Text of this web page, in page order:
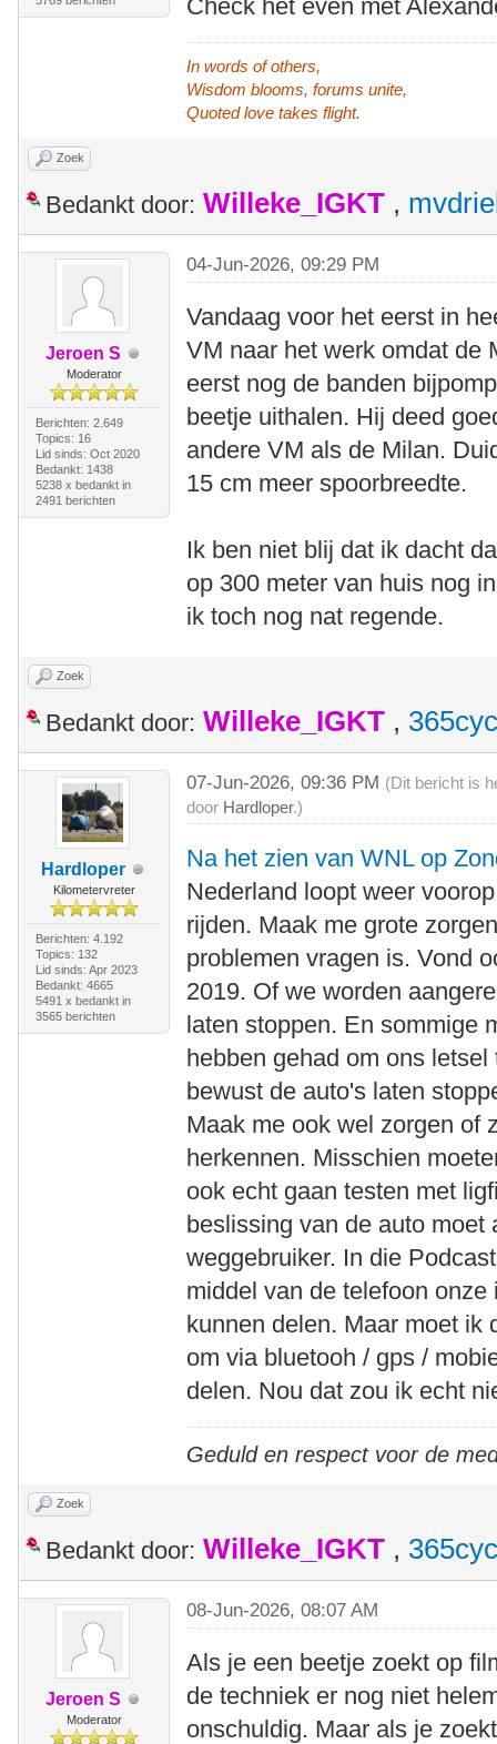
Check het even met
In words of others,
Wisdom blooms, forums unite,
Quoted love takes flight.
Zoek
Bedankt door: Willeke_IGKT ,
Jeroen S
Moderator
Berichten: 2.649
Topics: 16
Lid sinds: Oct 2020
Bedankt: 1438
5238 x bedankt in
2491 berichten
04-Jun-2026, 09:29 PM
Vandaag voor het eerst in
VM naar het werk omdat de
eerst nog de banden
beetje uithalen. Hij deed
andere VM als de Milan.
15 cm meer spoorbreedte.
Ik ben niet blij dat ik dacht
op 300 meter van huis nog
ik toch nog nat regende.
Zoek
Bedankt door: Willeke_IGKT ,
Hardloper
Kilometervreter
Berichten: 4.192
Topics: 132
Lid sinds: Apr 2023
Bedankt: 4665
5491 x bedankt in
3565 berichten
07-Jun-2026, 09:36 PM (Dit bericht is
door Hardloper.)
Na het zien van WNL op
Nederland loopt weer
rijden. Maak me grote
problemen vragen is. Vond
2019. Of we worden
laten stoppen. En sommige
hebben gehad om ons
bewust de auto's laten
Maak me ook wel zorgen of
herkennen. Misschien
ook echt gaan testen met
beslissing van de auto
weggebruiker. In die
middel van de telefoon
kunnen delen. Maar moet ik
om via bluetooh / gps /
delen. Nou dat zou ik echt
Geduld en respect voor de
Zoek
Bedankt door: Willeke_IGKT ,
Jeroen S
Moderator
08-Jun-2026, 08:07 AM
Als je een beetje zoekt op
de techniek er nog niet
onschuldig. Maar als je